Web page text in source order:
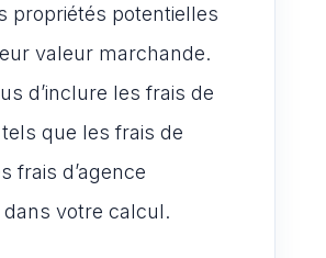
propriétés potentielles
valeur marchande.
d’inclure les frais de
que les frais de
frais d’agence
votre calcul.